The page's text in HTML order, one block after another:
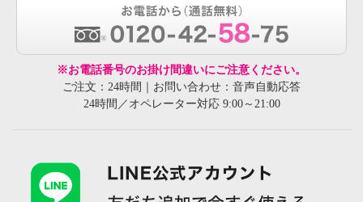
※お電話番号のお掛け間違いにご注意ください。
ご注文：24時間｜お問い合わせ：音声自動応答
24時間／オペレーター対応 9:00～21:00